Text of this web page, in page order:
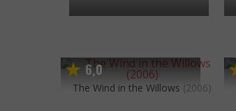
6,0
The Wind in the Willows (2006)